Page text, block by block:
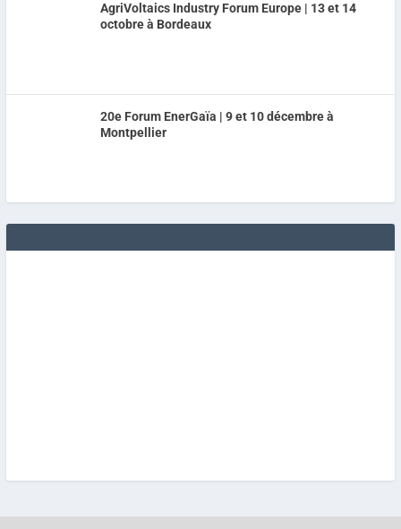
AgriVoltaics Industry Forum Europe | 13 et 14
octobre à Bordeaux
20e Forum EnerGaïa | 9 et 10 décembre à
Montpellier